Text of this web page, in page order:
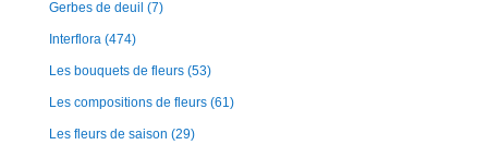
Gerbes de deuil (7)
Interflora (474)
Les bouquets de fleurs (53)
Les compositions de fleurs (61)
Les fleurs de saison (29)